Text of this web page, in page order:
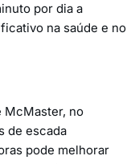
por dia a
na saúde e no
McMaster, no
de escada
pode melhorar